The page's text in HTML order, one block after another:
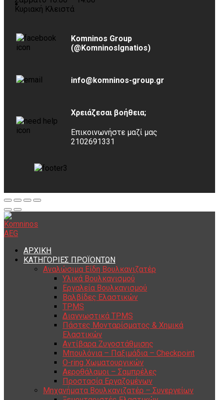
Κυριακή Κλειστά
Komninos Group
(@KomninosIgnatios)
info@komninos-group.gr
Χρειάζεσαι βοήθεια;
Επικοινωνήστε μαζί μας
2102691331
ΑΡΧΙΚΗ
ΚΑΤΗΓΟΡΙΕΣ ΠΡΟΪΟΝΤΩΝ
Αναλώσιμα Είδη Βουλκανιζατέρ
Υλικά Βουλκανισμού
Εργαλεία Βουλκανισμού
Βαλβίδες Ελαστικών
TPMS
Διαγνωστικά TPMS
Πάστες Μονταρίσματος & Χημικά
Ελαστικών
Αντίβαρα Ζυγοστάθμισης
Μπουλόνια – Παξιμάδια – Checkpoint
O-ring Χωματουργικών
Αεροθάλαμοι – Σαμπρέλες
Προστασία Εργαζομένων
Μηχανήματα Βουλκανιζατέρ – Συνεργείων